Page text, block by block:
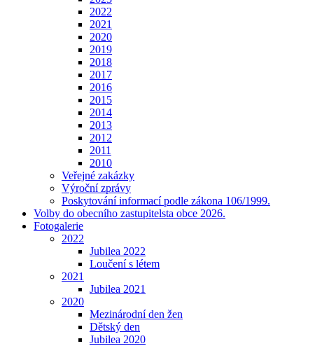
2022
2021
2020
2019
2018
2017
2016
2015
2014
2013
2012
2011
2010
Veřejné zakázky
Výroční zprávy
Poskytování informací podle zákona 106/1999.
Volby do obecního zastupitelsta obce 2026.
Fotogalerie
2022
Jubilea 2022
Loučení s létem
2021
Jubilea 2021
2020
Mezinárodní den žen
Dětský den
Jubilea 2020